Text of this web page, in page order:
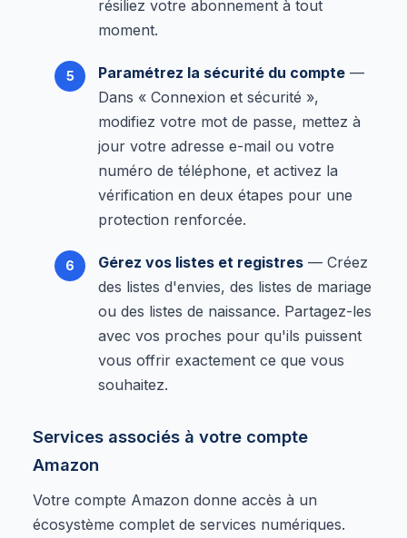
résiliez votre abonnement à tout
moment.
Paramétrez la sécurité du compte —
Dans « Connexion et sécurité »,
modifiez votre mot de passe, mettez à
jour votre adresse e-mail ou votre
numéro de téléphone, et activez la
vérification en deux étapes pour une
protection renforcée.
Gérez vos listes et registres — Créez
des listes d'envies, des listes de mariage
ou des listes de naissance. Partagez-les
avec vos proches pour qu'ils puissent
vous offrir exactement ce que vous
souhaitez.
Services associés à votre compte
Amazon
Votre compte Amazon donne accès à un
écosystème complet de services numériques.